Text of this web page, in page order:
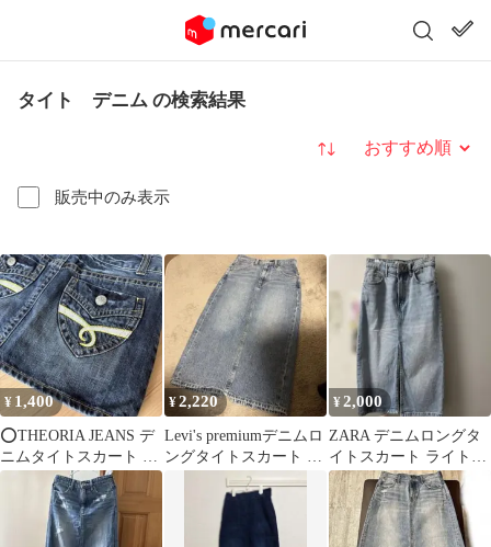
タイト デニム の検索結果
販売中のみ表示
並び替え
¥ 1,400
⭕️THEORIA JEANS デ
ニムタイトスカート ダ
ークブルー Sサイズ
¥2,220
Levi's premiumデニムロ
ングタイトスカート ラ
イトブルー 24 新品
¥2,000
ZARA デニムロングタ
イトスカート ライトブ
ルー XS